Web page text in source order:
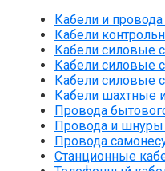
Кабели и провода
Кабели
Кабели силовые
Кабели силовые
Кабели силовые
Кабели шахтные
Провода
Провода и шнуры
Провода
Станционные